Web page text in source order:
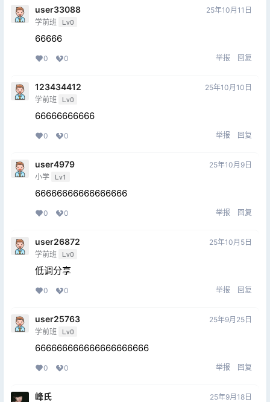
user33088
学前班 Lv0
25年10月11日
66666
0 0 举报 回复
123434412
学前班 Lv0
25年10月10日
66666666666
0 0 举报 回复
user4979
小学 Lv1
25年10月9日
66666666666666666
0 0 举报 回复
user26872
学前班 Lv0
25年10月5日
低调分享
0 0 举报 回复
user25763
学前班 Lv0
25年9月25日
666666666666666666666
0 0 举报 回复
峰氏 25年9月18日